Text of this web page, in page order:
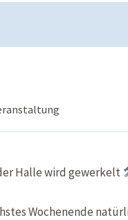
Halle wird gewerkelt
Wochenende